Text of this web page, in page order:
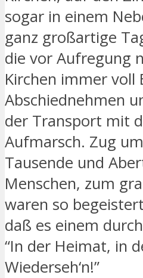
sogar in einem
ganz großartige
die vor Aufregung
Kirchen immer
Abschiednehmen
der Transport mit
Aufmarsch. Zug
Tausende und
Menschen, zum
waren so
daß es einem
“In der Heimat, in
Wiederseh‘n!”